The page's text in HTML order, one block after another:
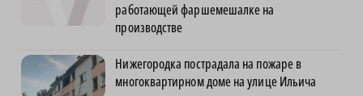
работающей фаршемешалке на
производстве
Нижегородка пострадала на пожаре в
многоквартирном доме на улице Ильича